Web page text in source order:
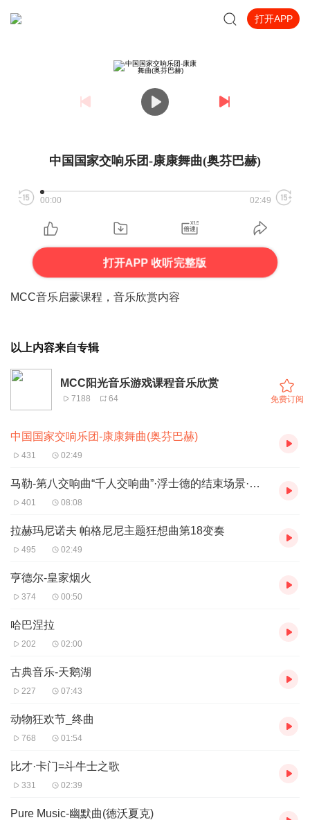
打开APP
中国国家交响乐团-康康舞曲(奥芬巴赫)
00:00 02:49
打开APP 收听完整版
MCC音乐启蒙课程，音乐欣赏内容
以上内容来自专辑
MCC阳光音乐游戏课程音乐欣赏
7188 64 免费订阅
中国国家交响乐团-康康舞曲(奥芬巴赫)
431 02:49
马勒-第八交响曲“千人交响曲”·浮士德的结束场景·至高无上的女王、你是不可接触者
401 08:08
拉赫玛尼诺夫 帕格尼尼主题狂想曲第18变奏
495 02:49
亨德尔-皇家烟火
374 00:50
哈巴涅拉
202 02:00
古典音乐-天鹅湖
227 07:43
动物狂欢节_终曲
768 01:54
比才·卡门=斗牛士之歌
331 02:39
Pure Music-幽默曲(德沃夏克)